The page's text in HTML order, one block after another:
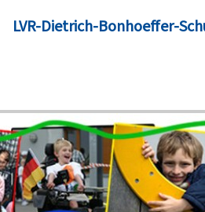
LVR-Dietrich-Bonhoeffer-